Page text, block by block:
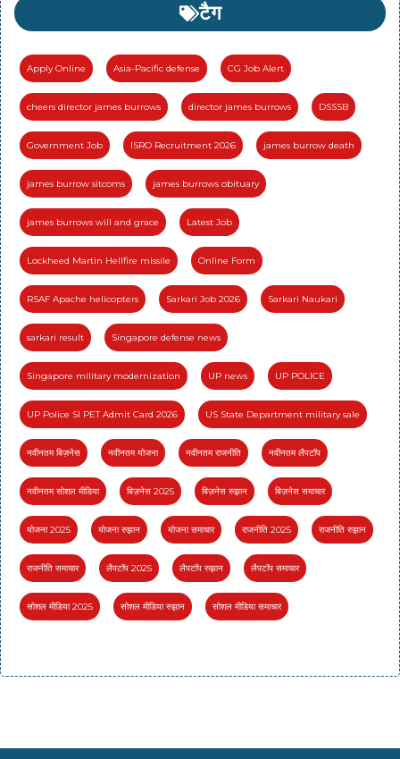
टैग
Apply Online Asia-Pacific defense CG Job Alert
cheers director james burrows director james burrows DSSSB
Government Job ISRO Recruitment 2026 james burrow death
james burrow sitcoms james burrows obituary
james burrows will and grace Latest Job
Lockheed Martin Hellfire missile Online Form
RSAF Apache helicopters Sarkari Job 2026 Sarkari Naukari
sarkari result Singapore defense news
Singapore military modernization UP news UP POLICE
UP Police SI PET Admit Card 2026 US State Department military sale
नवीनतम बिज़नेस नवीनतम योजना नवीनतम राजनीति नवीनतम लैपटॉप
नवीनतम सोशल मीडिया बिज़नेस 2025 बिज़नेस रुझान बिज़नेस समाचार
योजना 2025 योजना रुझान योजना समाचार राजनीति 2025 राजनीति रुझान
राजनीति समाचार लैपटॉप 2025 लैपटॉप रुझान लैपटॉप समाचार
सोशल मीडिया 2025 सोशल मीडिया रुझान सोशल मीडिया समाचार